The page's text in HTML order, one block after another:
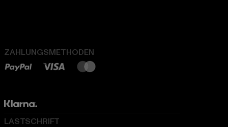
ZAHLUNGSMETHODEN
LASTSCHRIFT